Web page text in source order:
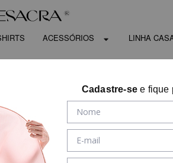
ACESSÓRIOS LINHA
Cadastre-se e fique